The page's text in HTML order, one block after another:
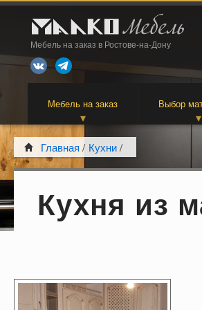
Мебель на заказ в Ростове-на-Дону
Мебель на заказ Выбор
Главная / Кухни/
Кухня из